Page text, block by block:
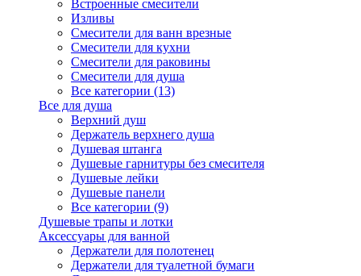
Встроенные смесители
Изливы
Смесители для ванн врезные
Смесители для кухни
Смесители для раковины
Смесители для душа
Все категории (13)
Все для душа
Верхний душ
Держатель верхнего душа
Душевая штанга
Душевые гарнитуры без смесителя
Душевые лейки
Душевые панели
Все категории (9)
Душевые трапы и лотки
Аксессуары для ванной
Держатели для полотенец
Держатели для туалетной бумаги